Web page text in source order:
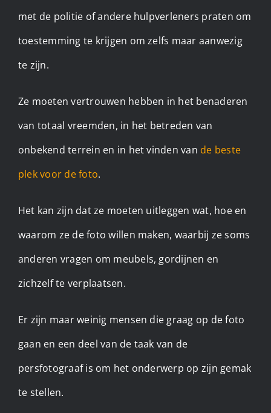
met de politie of andere hulpverleners praten om
toestemming te krijgen om zelfs maar aanwezig
te zijn.
Ze moeten vertrouwen hebben in het benaderen
van totaal vreemden, in het betreden van
onbekend terrein en in het vinden van de beste
plek voor de foto.
Het kan zijn dat ze moeten uitleggen wat, hoe en
waarom ze de foto willen maken, waarbij ze soms
anderen vragen om meubels, gordijnen en
zichzelf te verplaatsen.
Er zijn maar weinig mensen die graag op de foto
gaan en een deel van de taak van de
persfotograaf is om het onderwerp op zijn gemak
te stellen.